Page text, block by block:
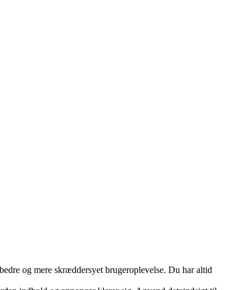
og mere skræddersyet brugeroplevelse. Du har altid